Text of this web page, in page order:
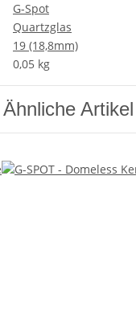
G-Spot
Quartzglas
19 (18,8mm)
0,05 kg
Ähnliche Artikel